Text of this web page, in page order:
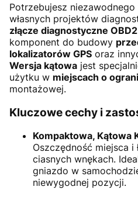
Potrzebujesz niezawodnego
własnych projektów
złącze diagnostyczne
komponent do budowy
lokalizatorów GPS oraz
Wersja kątowa jest
użytku w miejscach o
montażowej.
Kluczowe cechy i
Kompaktowa, Kątowa
Oszczędność miejsca i
ciasnych wnękach.
gniazdo w
niewygodnej pozycji.